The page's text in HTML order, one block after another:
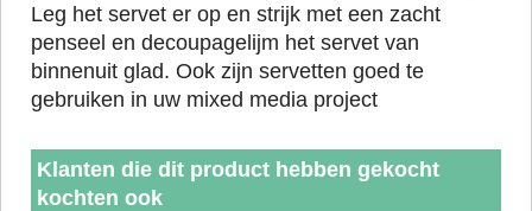
Leg het servet er op en strijk met een zacht
penseel en decoupagelijm het servet van
binnenuit glad. Ook zijn servetten goed te
gebruiken in uw mixed media project
Klanten die dit product hebben gekocht
kochten ook